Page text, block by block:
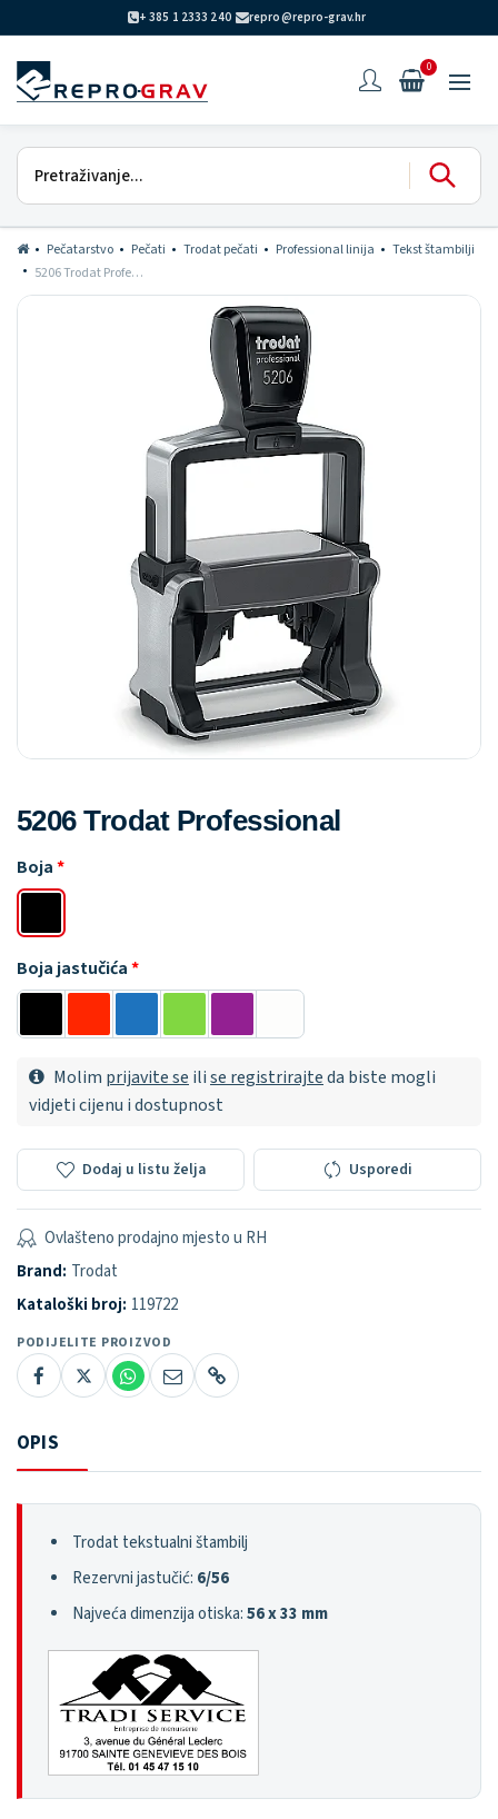
+ 385 1 2333 240 repro@repro-grav.hr
0
Pečatarstvo Pečati Trodat pečati Professional linija
Tekst štambilji
5206 Trodat Professional
5206 Trodat Professional
Boja
Boja jastučića
Molim prijavite se ilise registrirajteda biste mogli
vidjeti cijenu i dostupnost
Dodaj u listu želja Usporedi
Ovlašteno prodajno mjesto u RH
Brand: Trodat
Kataloški broj: 119722
PODIJELITE PROIZVOD
OPIS
Trodat tekstualni štambilj
Rezervni jastučić: 6/56
Najveća dimenzija otiska:56 x 33 mm